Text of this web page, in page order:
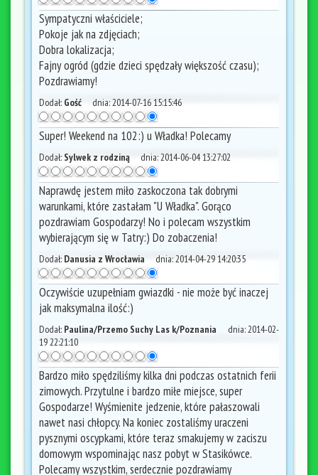
Sympatyczni właściciele;
Pokoje jak na zdjęciach;
Dobra lokalizacja;
Fajny ogród (gdzie dzieci spędzały większość czasu);
Pozdrawiamy!
Dodał: Gość dnia:2014-07-16 15:15:46
Super! Weekend na 102:) u Władka! Polecamy
Dodał: Sylwek z rodziną dnia:2014-06-04 13:27:02
Naprawdę jestem miło zaskoczona tak dobrymi
warunkami, które zastałam "U Władka". Gorąco
pozdrawiam Gospodarzy! No i polecam wszystkim
wybierającym się w Tatry:) Do zobaczenia!
Dodał: Danusia z Wrocławia dnia:2014-04-29 14:20:35
Oczywiście uzupełniam gwiazdki - nie może być inaczej
jak maksymalna ilość:)
Dodał: Paulina/Przemo Suchy Las k/Poznania dnia:2014-02-
19 22:21:10
Bardzo miło spędziliśmy kilka dni podczas ostatnich ferii
zimowych. Przytulne i bardzo miłe miejsce, super
Gospodarze! Wyśmienite jedzenie, które pałaszowali
nawet nasi chłopcy. Na koniec zostaliśmy uraczeni
pysznymi oscypkami, które teraz smakujemy w zaciszu
domowym wspominając nasz pobyt w Stasikówce.
Polecamy wszystkim, serdecznie pozdrawiamy